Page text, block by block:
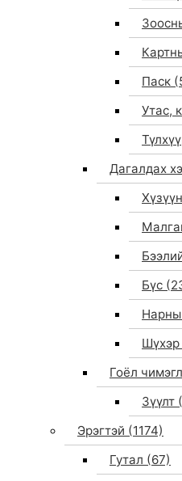
Паск
Утас,
Дагалдах
Бүс
Шүхэр
Гоёл
Зүүлт
Эрэгтэй (1174)
Гутал (67)